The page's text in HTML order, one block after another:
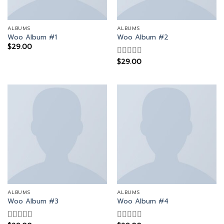
ALBUMS
Woo Album #1
$29.00
ALBUMS
Woo Album #2
Rated
$29.00
ALBUMS
Woo Album #3
ALBUMS
Woo Album #4